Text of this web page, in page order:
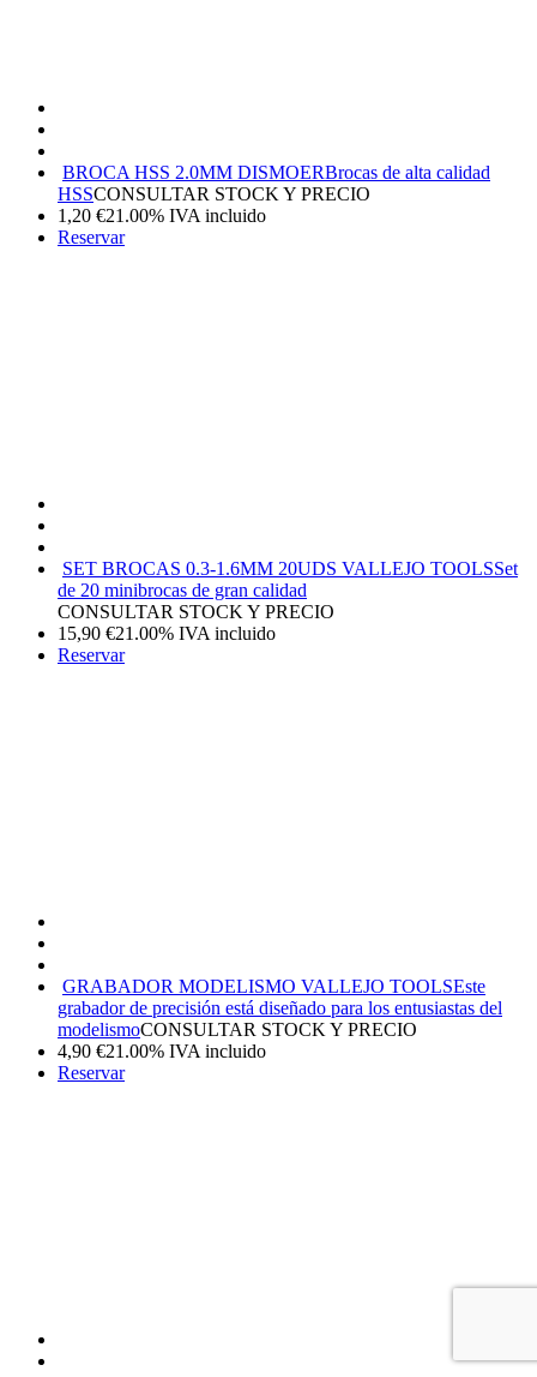
BROCA HSS 2.0MM DISMOERBrocas de alta calidad
HSSCONSULTAR STOCK Y PRECIO
1,20 €21.00% IVA incluido
Reservar
SET BROCAS 0.3-1.6MM 20UDS VALLEJO TOOLSSet
de 20 minibrocas de gran calidad
CONSULTAR STOCK Y PRECIO
15,90 €21.00% IVA incluido
Reservar
GRABADOR MODELISMO VALLEJO TOOLSEste
grabador de precisión está diseñado para los entusiastas del
modelismoCONSULTAR STOCK Y PRECIO
4,90 €21.00% IVA incluido
Reservar